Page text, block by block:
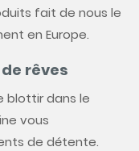
fait de nous le
en Europe.
rêves
blottir dans le
vous
de détente.